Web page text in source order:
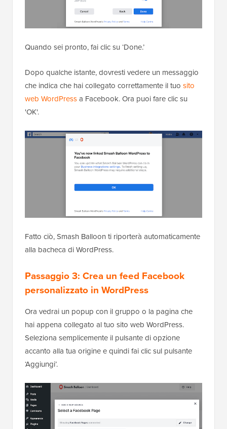
Quando sei pronto, fai clic su ‘Done.’
Dopo qualche istante, dovresti vedere un messaggio
che indica che hai collegato correttamente il tuo sito
web WordPressa Facebook. Ora puoi fare clic su
'OK'.
Fatto ciò, Smash Balloon ti riporterà automaticamente
alla bacheca di WordPress.
Passaggio 3: Crea un feed Facebook
personalizzato in WordPress
Ora vedrai un popup con il gruppo o la pagina che
hai appena collegato al tuo sito web WordPress.
Seleziona semplicemente il pulsante di opzione
accanto alla tua origine e quindi fai clic sul pulsante
‘Aggiungi’.